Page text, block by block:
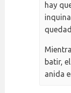
hay
batir,
anida